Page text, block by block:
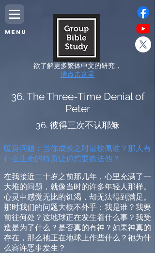
MENU
36. The Three-Time Denial of
Peter
36. 彼得三次不认耶稣
暖身问题：当你成长之时最钦佩谁？那人有
什么生命的特质让你想要效法他？
在我接近二十岁之前那几年，心里充满了一
大堆的问题，就像当时的许多年轻人那样。
心灵中感觉无比的饥渴，却无法得到满足。
那时我们的问题大概不外乎：我是谁？我要
前往何处？这地球正在发生着什么事？我受
造是为了什么？是否真的有神？如果神真的
存在，那么祂正在地球上作些什么？祂为什
么容许恶事发生？
欲了解更多繁体中文的研究，
请点击这里